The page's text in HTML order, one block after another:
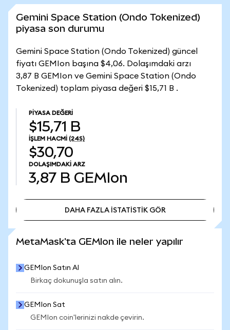
Gemini Space Station (Ondo Tokenized)
piyasa son durumu
Gemini Space Station (Ondo Tokenized) güncel
fiyatı GEMIon başına $4,06. Dolaşımdaki arzı
3,87 B GEMIon ve Gemini Space Station (Ondo
Tokenized) toplam piyasa değeri $15,71 B .
PIYASA DEĞERI
$15,71 B
İŞLEM HACMI (24S)
$30,70
DOLAŞIMDAKI ARZ
3,87 B GEMIon
DAHA FAZLA İSTATİSTİK GÖR
MetaMask'ta GEMIon ile neler yapılır
GEMIon Satın Al
Birkaç dokunuşla satın alın.
GEMIon Sat
GEMIon coin'lerinizi nakde çevirin.